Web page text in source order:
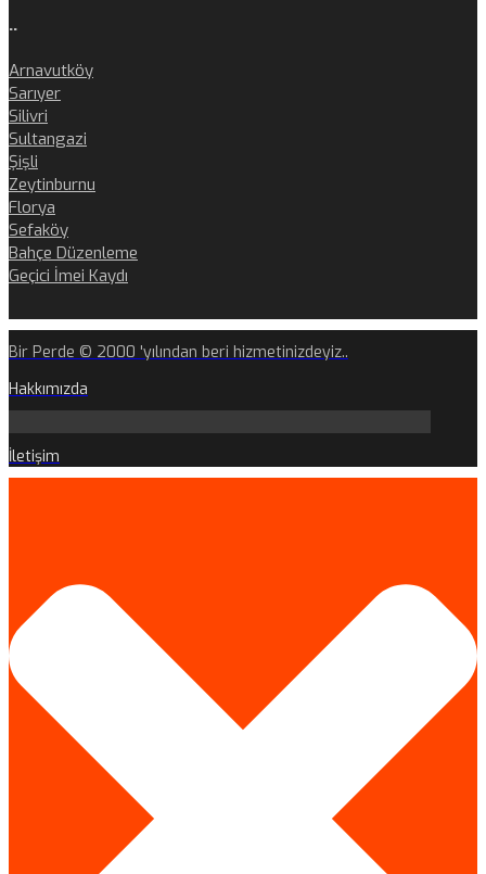
..
Arnavutköy
Sarıyer
Silivri
Sultangazi
Şişli
Zeytinburnu
Florya
Sefaköy
Bahçe Düzenleme
Geçici İmei Kaydı
Bir Perde © 2000 'yılından beri hizmetinizdeyiz..
Hakkımızda
İletişim